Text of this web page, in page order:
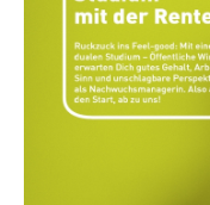
Leichte Sprache
Suche